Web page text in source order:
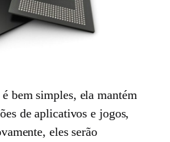
bem simples, ela mantém
de aplicativos e jogos,
eles serão